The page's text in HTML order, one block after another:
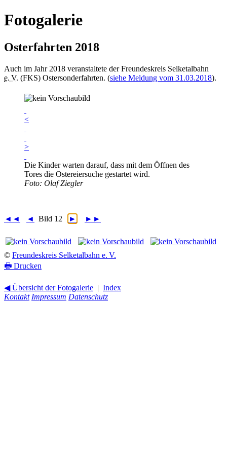
Fotogalerie
Osterfahrten 2018
Auch im Jahr 2018 veranstaltete der Freundes­kreis Selketal­bahn
e. V. (FKS) Ostersonder­fahrten. (siehe Meldung vom 31.03.2018).
<
>
Die Kinder warten darauf, dass mit dem Öffnen des
Tores die Ostereiersuche gestartet wird.
Foto: Olaf Ziegler
◄◄ ◄ Bild 12 ► ►►
© Freundeskreis Selketalbahn e. V.
🖶 Drucken
◀ Übersicht der Fotogalerie | Index
Kontakt Impressum Datenschutz